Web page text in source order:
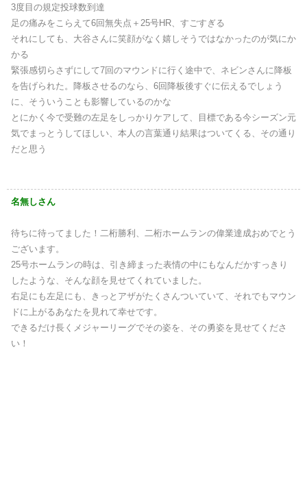
3度目の規定投球数到達
足の痛みをこらえて6回無失点＋25号HR、すごすぎる
それにしても、大谷さんに笑顔がなく嬉しそうではなかったのが気にか
かる
緊張感切らさずにして7回のマウンドに行く途中で、ネビンさんに降板
を告げられた。降板させるのなら、6回降板後すぐに伝えるでしょう
に、そういうことも影響しているのかな
とにかく今で受難の左足をしっかりケアして、目標である今シーズン元
気でまっとうしてほしい、本人の言葉通り結果はついてくる、その通り
だと思う
名無しさん
待ちに待ってました！二桁勝利、二桁ホームランの偉業達成おめでとう
ございます。
25号ホームランの時は、引き締まった表情の中にもなんだかすっきり
したような、そんな顔を見せてくれていました。
右足にも左足にも、きっとアザがたくさんついていて、それでもマウン
ドに上がるあなたを見れて幸せです。
できるだけ長くメジャーリーグでその姿を、その勇姿を見せてくださ
い！